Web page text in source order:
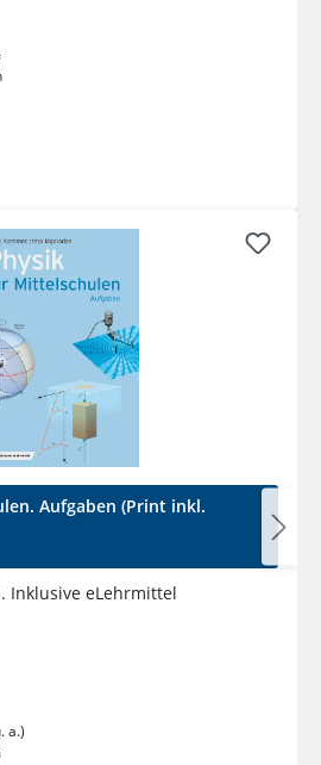
Aufgaben (Print inkl.
Inklusive eLehrmittel
a.)